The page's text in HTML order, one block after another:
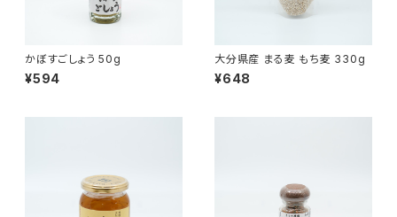
かぼすごしょう 50g
¥594
大分県産 まる麦 もち麦 330g
¥648